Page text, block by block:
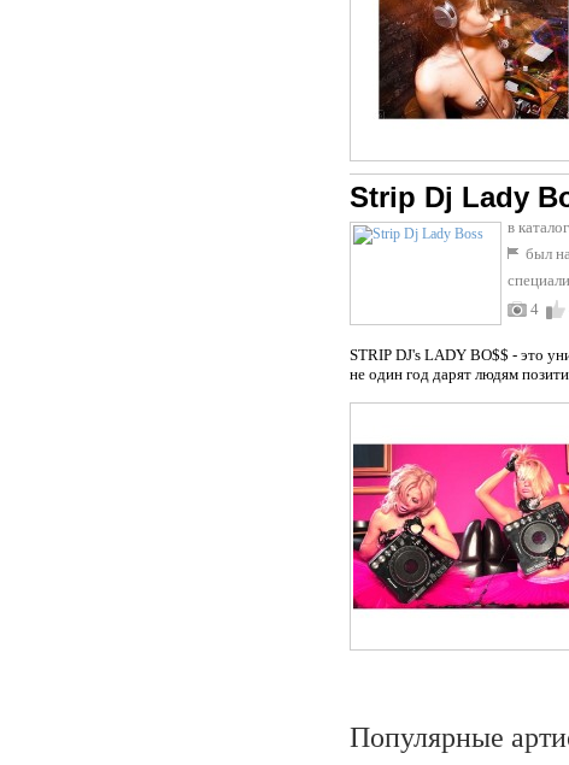
Strip Dj Lady
в
был
4
STRIP DJ's LADY BO$$ - это
не один год дарят людям
Популярные